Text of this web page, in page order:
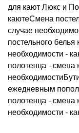
для кают Люкс и
каютеСмена
случае
постельного
необходимости -
полотенца -
ежедневным
полотенца -
необходимости -